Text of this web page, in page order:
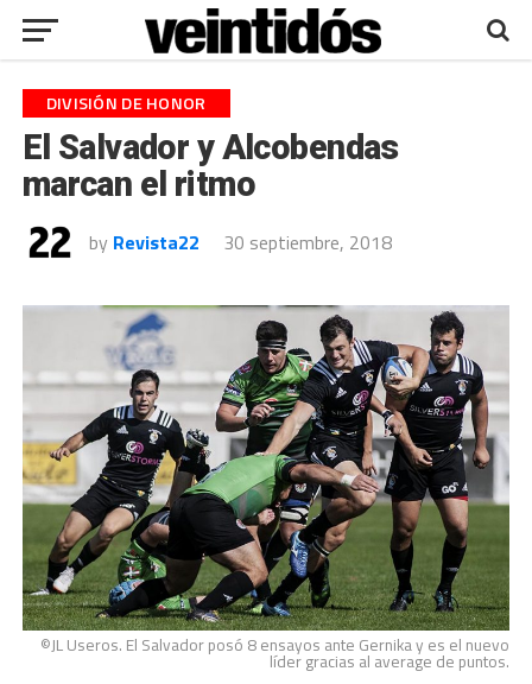
DIVISIÓN DE HONOR
El Salvador y Alcobendas
marcan el ritmo
by Revista22 30 septiembre, 2018
©JL Useros. El Salvador posó 8 ensayos ante Gernika y es el nuevo
líder gracias al average de puntos.